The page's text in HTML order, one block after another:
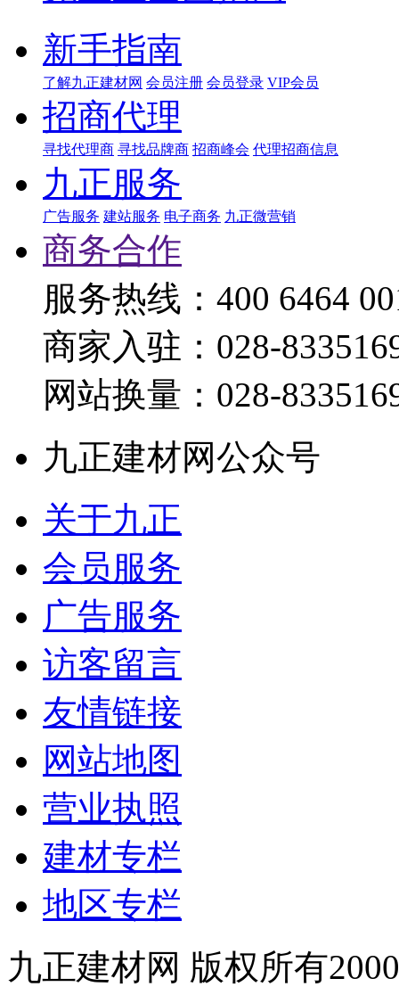
新手指南
了解九正建材网 会员注册 会员登录 VIP会员
招商代理
寻找代理商 寻找品牌商 招商峰会 代理招商信息
九正服务
广告服务 建站服务 电子商务 九正微营销
商务合作
服务热线：400 6464
商家入驻：028-
网站换量：028-
九正建材网公众号
关于九正
会员服务
广告服务
访客留言
友情链接
网站地图
营业执照
建材专栏
地区专栏
九正建材网 版权所有